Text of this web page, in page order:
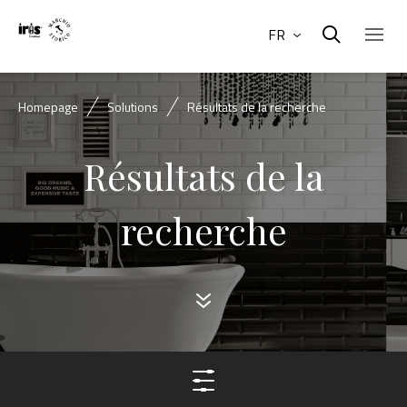
FR
Homepage Solutions Résultats de la recherche
Résultats de la
recherche